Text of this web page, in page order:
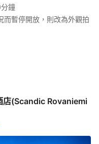
鐘
而暫停開放，則改為外觀拍
店(Scandic Rovaniemi